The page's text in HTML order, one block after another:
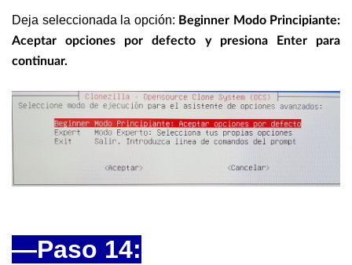
Deja seleccionada la opción: Beginner Modo Principiante:
Aceptar opciones por defecto y presiona Enter para
continuar.
—Paso 14: